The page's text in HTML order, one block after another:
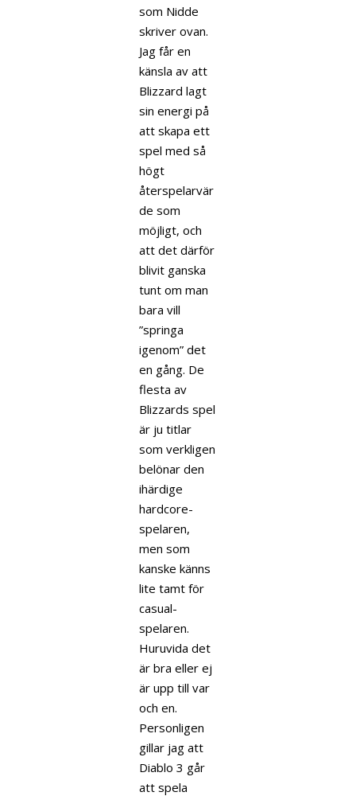
som Nidde
skriver ovan.
Jag får en
känsla av att
Blizzard lagt
sin energi på
att skapa ett
spel med så
högt
återspelarvär
de som
möjligt, och
att det därför
blivit ganska
tunt om man
bara vill
”springa
igenom” det
en gång. De
flesta av
Blizzards spel
är ju titlar
som verkligen
belönar den
ihärdige
hardcore-
spelaren,
men som
kanske känns
lite tamt för
casual-
spelaren.
Huruvida det
är bra eller ej
är upp till var
och en.
Personligen
gillar jag att
Diablo 3 går
att spela